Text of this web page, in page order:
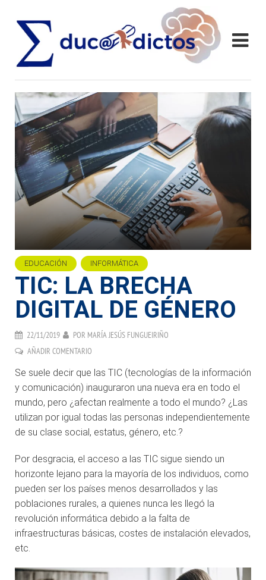
EDUCACIÓN INFORMÁTICA
TIC: LA BRECHA
DIGITAL DE GÉNERO
22/11/2019 POR MARÍA JESÚS FUNGUEIRIÑO
AÑADIR COMENTARIO
Se suele decir que las TIC (tecnologías de la información
y comunicación) inauguraron una nueva era en todo el
mundo, pero ¿afectan realmente a todo el mundo? ¿Las
utilizan por igual todas las personas independientemente
de su clase social, estatus, género, etc.?
Por desgracia, el acceso a las TIC sigue siendo un
horizonte lejano para la mayoría de los individuos, como
pueden ser los países menos desarrollados y las
poblaciones rurales, a quienes nunca les llegó la
revolución informática debido a la falta de
infraestructuras básicas, costes de instalación elevados,
etc.